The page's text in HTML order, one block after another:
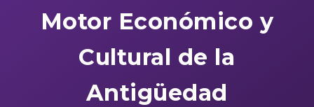
Motor Económico y
Cultural de la
Antigüedad